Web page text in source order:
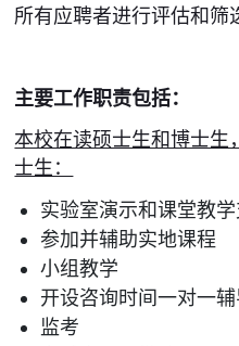
所有应聘者进行评估和筛
主要工作职责包括：
本校在读硕士生和博士生
士生：
实验室演示和课堂教
参加并辅助实地课程
小组教学
开设咨询时间一对一
监考